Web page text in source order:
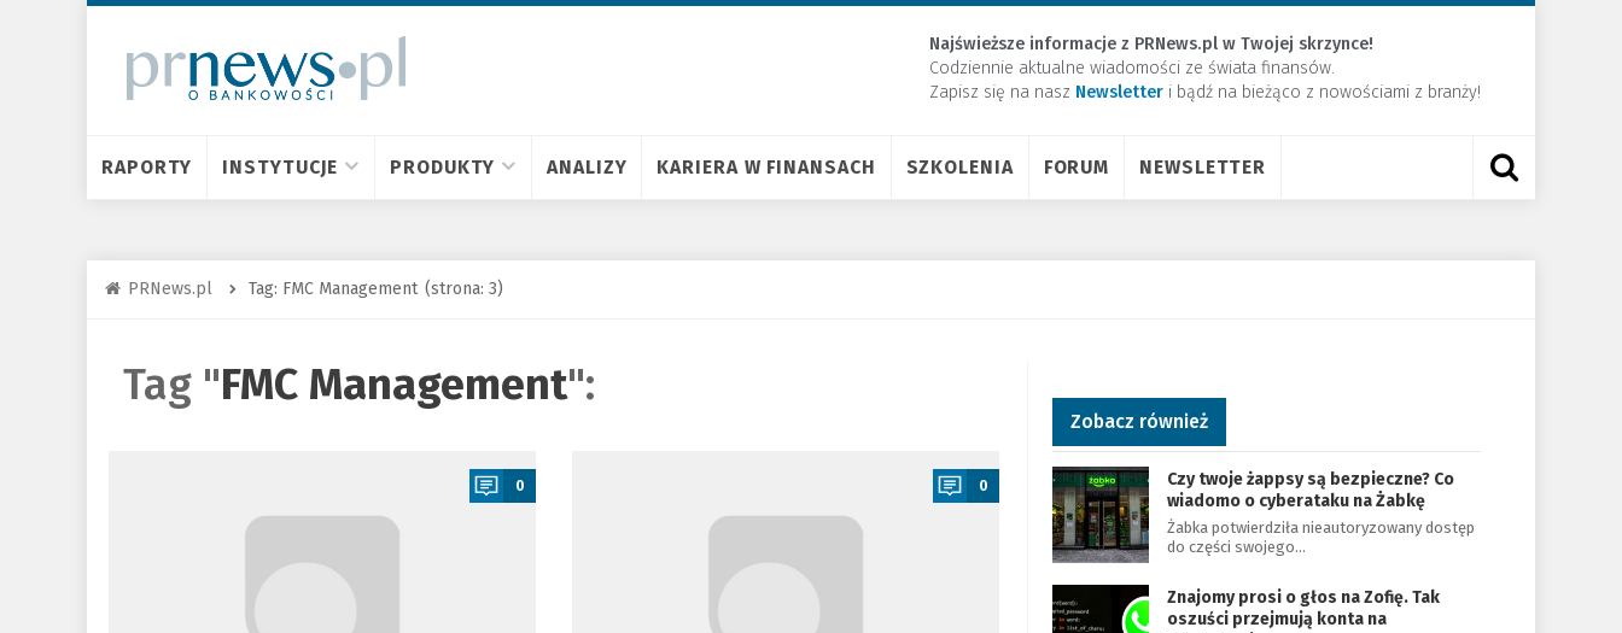
Najświeższe informacje z PRNews.pl w Twojej skrzynce!
Codziennie aktualne wiadomości ze świata finansów.
Zapisz się na nasz Newsletter ​i bądź na bieżąco z nowościami z branży!
RAPORTY INSTYTUCJE PRODUKTY ANALIZY KARIERA W FINANSACH SZKOLENIA FORUM NEWSLETTER
PRNews.pl Tag: FMC Management (strona: 3)
Tag "FMC Management":
0 0
Zobacz również
Czy twoje żappsy są bezpieczne? Co
wiadomo o cyberataku na Żabkę
Żabka potwierdziła nieautoryzowany dostęp
do części swojego…
Znajomy prosi o głos na Zofię. Tak
oszuści przejmują konta na